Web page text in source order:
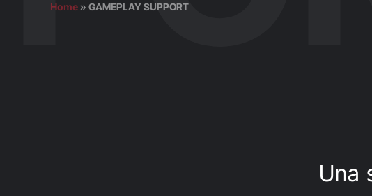
Home » GAMEPLAY SUPPORT
Una